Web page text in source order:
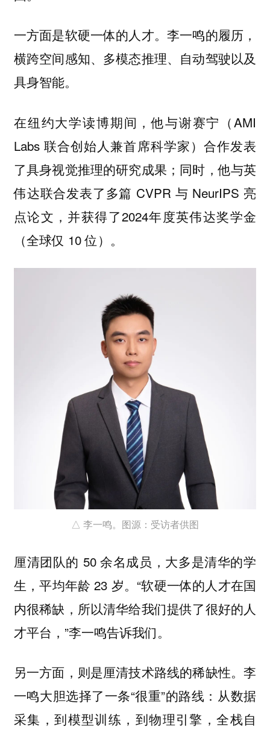
一方面是软硬一体的人才。李一鸣的履历，
横跨空间感知、多模态推理、自动驾驶以及
具身智能。
在纽约大学读博期间，他与谢赛宁（AMI
Labs 联合创始人兼首席科学家）合作发表
了具身视觉推理的研究成果；同时，他与英
伟达联合发表了多篇 CVPR 与 NeurIPS 亮
点论文，并获得了2024年度英伟达奖学金
（全球仅 10 位）。
△ 李一鸣。图源：受访者供图
厘清团队的 50 余名成员，大多是清华的学
生，平均年龄 23 岁。“软硬一体的人才在国
内很稀缺，所以清华给我们提供了很好的人
才平台，”李一鸣告诉我们。
另一方面，则是厘清技术路线的稀缺性。李
一鸣大胆选择了一条“很重”的路线：从数据
采集，到模型训练，到物理引擎，全栈自